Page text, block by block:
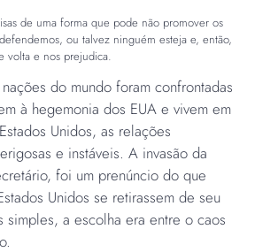
de uma forma que pode não promover os
ou talvez ninguém esteja e, então,
volta e nos prejudica.
do mundo foram confrontadas
à hegemonia dos EUA e vivem em
Unidos, as relações
e instáveis. A invasão da
foi um prenúncio do que
Unidos se retirassem de seu
a escolha era entre o caos